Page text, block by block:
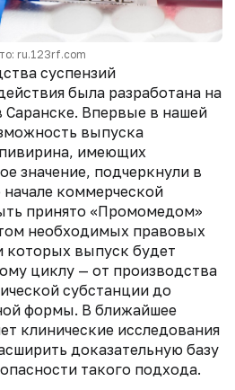
ru.123rf.com
суспензий
была разработана на
Саранске. Впервые в нашей
выпуска
имеющих
значение, подчеркнули в
коммерческой
принято «Промомедом»
необходимых правовых
которых выпуск будет
циклу — от производства
субстанции до
формы. В ближайшее
клинические исследования
доказательную базу
такого подхода.